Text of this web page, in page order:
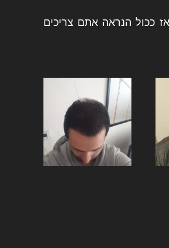
ככול הנראה אתם צריכים